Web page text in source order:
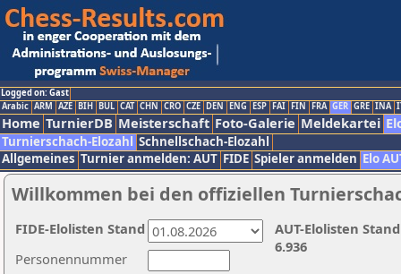
Logged on: Gast
Arabic ARM AZE BIH BUL CAT CHN CRO CZE DEN ENG ESP FAI FIN FRA GER GRE INA
Home TurnierDB Meisterschaft Foto-Galerie Meldekartei
Turnierschach-Elozahl Schnellschach-Elozahl
Allgemeines Turnier anmelden: AUT FIDE Spieler anmelden Elo
Willkommen bei den offiziellen
Personennummer
AUT-Elolisten
6.936
FIDE-Elolisten Stand